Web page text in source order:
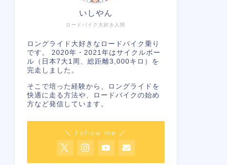
ロードバイク大好き人間
いしやん
ロングライド大好きなロードバイク乗り
です。 2020年・2021年はサイクルボー
ル（日本7大1周、総距離3,000キロ）を
完走しました。
そこで培った経験から、ロングライドを
快適に走る方法や、ロードバイクの始め
方など発信しています。
＼ Follow me ／